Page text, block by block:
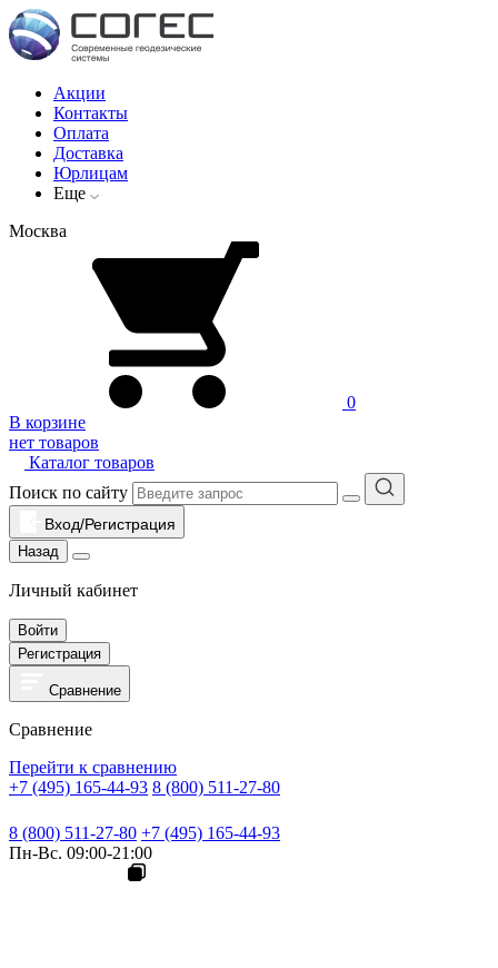
Акции
Контакты
Оплата
Доставка
Юрлицам
Еще
Москва
0
В корзине
нет товаров
Каталог товаров
Поиск по сайту
Вход/Регистрация
Назад
Личный кабинет
Войти
Регистрация
Сравнение
Сравнение
Перейти к сравнению
+7 (495) 165-44-93 8 (800) 511-27-80
8 (800) 511-27-80 +7 (495) 165-44-93
Пн-Вс. 09:00-21:00